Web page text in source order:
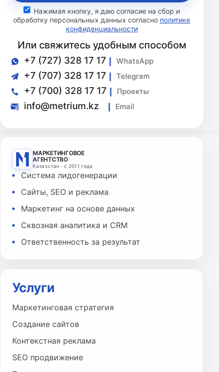
Нажимая кнопку, я даю согласие на сбор и
обработку персональных данных согласно политике
конфиденциальности
Или свяжитесь удобным способом
+7 (727) 328 17 17 WhatsApp
+7 (707) 328 17 17 Telegram
+7 (700) 328 17 17 Проекты
info@metrium.kz Email
МАРКЕТИНГОВОЕ
АГЕНТСТВО
Казахстан · с 2011 года
Система лидогенерации
Сайты, SEO и реклама
Маркетинг на основе данных
Сквозная аналитика и CRM
Ответственность за результат
Услуги
Маркетинговая стратегия
Создание сайтов
Контекстная реклама
SEO продвижение